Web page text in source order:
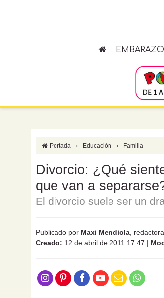
EMBARAZO
Portada › Educación › Familia
Divorcio: ¿Qué
que van a
El divorcio suele ser un
Publicado por Maxi Mendiola ,
Creado: 12 de abril de 2011 17:47 |